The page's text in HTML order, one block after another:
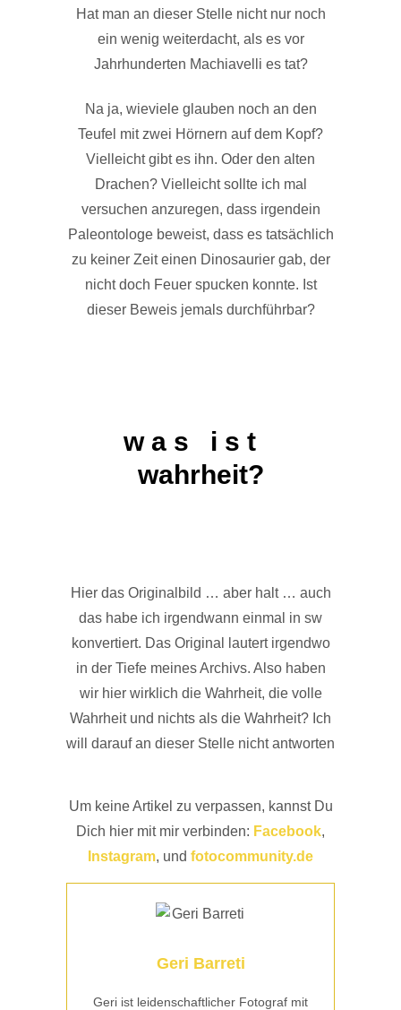
Hat man an dieser Stelle nicht nur noch
ein wenig weiterdacht, als es vor
Jahrhunderten Machiavelli es tat?
Na ja, wieviele glauben noch an den
Teufel mit zwei Hörnern auf dem Kopf?
Vielleicht gibt es ihn. Oder den alten
Drachen? Vielleicht sollte ich mal
versuchen anzuregen, dass irgendein
Paleontologe beweist, dass es tatsächlich
zu keiner Zeit einen Dinosaurier gab, der
nicht doch Feuer spucken konnte. Ist
dieser Beweis jemals durchführbar?
w a s i s t
wahrheit?
Hier das Originalbild … aber halt … auch
das habe ich irgendwann einmal in sw
konvertiert. Das Original lautert irgendwo
in der Tiefe meines Archivs. Also haben
wir hier wirklich die Wahrheit, die volle
Wahrheit und nichts als die Wahrheit? Ich
will darauf an dieser Stelle nicht antworten
Um keine Artikel zu verpassen, kannst Du
Dich hier mit mir verbinden: Facebook,
Instagram, und fotocommunity.de
Geri Barreti
Geri ist leidenschaftlicher Fotograf mit